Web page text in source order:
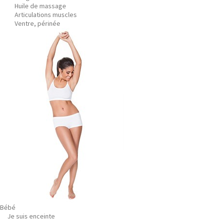
Huile de massage
Articulations muscles
Ventre, périnée
Bébé
Je suis enceinte